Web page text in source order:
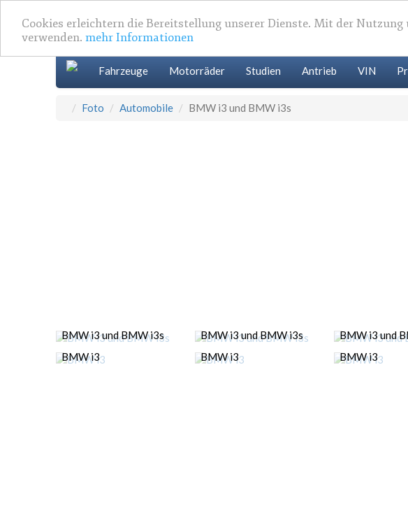
Cookies erleichtern die Bereitstellung unserer Dienste. Mit der
verwenden. mehr Informationen
Fahrzeuge Motorräder Studien Antrieb VIN
Foto Automobile BMW i3 und BMW i3s
BMW i3 und BMW i3s BMW i3 und BMW i3s BMW i3 und
BMW i3
BMW i3 BMW i3